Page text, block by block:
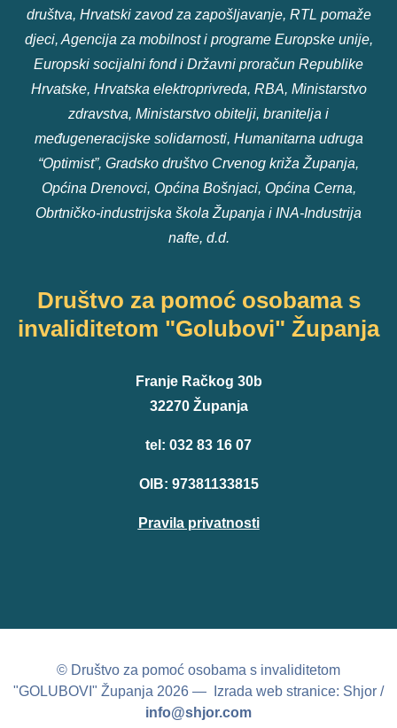
društva, Hrvatski zavod za zapošljavanje, RTL pomaže
djeci, Agencija za mobilnost i programe Europske unije,
Europski socijalni fond i Državni proračun Republike
Hrvatske, Hrvatska elektroprivreda, RBA, Ministarstvo
zdravstva, Ministarstvo obitelji, branitelja i
međugeneracijske solidarnosti, Humanitarna udruga
“Optimist”, Gradsko društvo Crvenog križa Županja,
Općina Drenovci, Općina Bošnjaci, Općina Cerna,
Obrtničko-industrijska škola Županja i INA-Industrija
nafte, d.d.
Društvo za pomoć osobama s
invaliditetom "Golubovi" Županja
Franje Račkog 30b
32270 Županja
tel: 032 83 16 07
OIB: 97381133815
Pravila privatnosti
© Društvo za pomoć osobama s invaliditetom
"GOLUBOVI" Županja 2026 — Izrada web stranice: Shjor /
info@shjor.com